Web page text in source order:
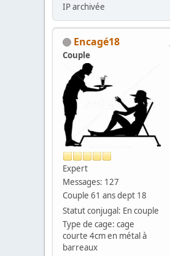
IP archivée
Encagé18
Couple
Expert
Messages: 127
Couple 61 ans dept 18
Statut conjugal: En couple
Type de cage: cage
courte 4cm en métal à
barreaux